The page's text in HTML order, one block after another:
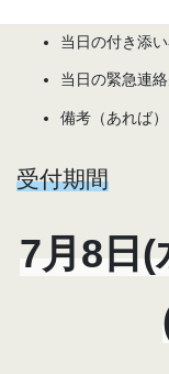
当日の付き添
当日の緊急連
備考（あれば）
受付期間
7月8日(